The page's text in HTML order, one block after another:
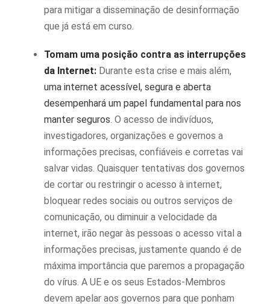
para mitigar a disseminação de desinformação
que já está em curso.
Tomam uma posição contra as interrupções
da Internet: Durante esta crise e mais além,
uma internet acessível, segura e aberta
desempenhará um papel fundamental para nos
manter seguros. O acesso de indivíduos,
investigadores, organizações e governos a
informações precisas, confiáveis e corretas vai
salvar vidas. Quaisquer tentativas dos governos
de cortar ou restringir o acesso à internet,
bloquear redes sociais ou outros serviços de
comunicação, ou diminuir a velocidade da
internet, irão negar às pessoas o acesso vital a
informações precisas, justamente quando é de
máxima importância que paremos a propagação
do vírus. A UE e os seus Estados-Membros
devem apelar aos governos para que ponham